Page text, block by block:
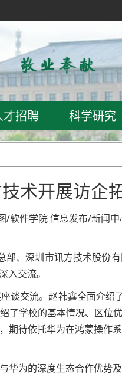
才招聘 科学研究
术开展访企
/软件学院 信息发布/新闻中
、深圳市讯方技术股份
入交流。
谈交流。赵祎鑫全面介绍
学校的基本情况、区位
待依托华为在鸿蒙操作
为的深度生态合作优势